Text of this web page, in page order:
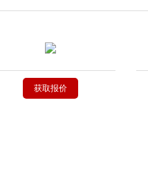
获取报价